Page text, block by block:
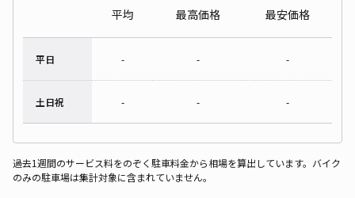
平均 最高価格 最安価格
平日 - - -
土日祝 - - -
過去1週間のサービス料をのぞく駐車料金から相場を算出しています。バイク
のみの駐車場は集計対象に含まれていません。